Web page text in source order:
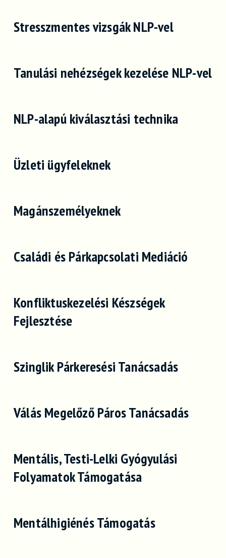
Stresszmentes vizsgák NLP-vel
Tanulási nehézségek kezelése NLP-vel
NLP-alapú kiválasztási technika
Üzleti ügyfeleknek
Magánszemélyeknek
Családi és Párkapcsolati Mediáció
Konfliktuskezelési Készségek
Fejlesztése
Szinglik Párkeresési Tanácsadás
Válás Megelőző Páros Tanácsadás
Mentális, Testi-Lelki Gyógyulási
Folyamatok Támogatása
Mentálhigiénés Támogatás